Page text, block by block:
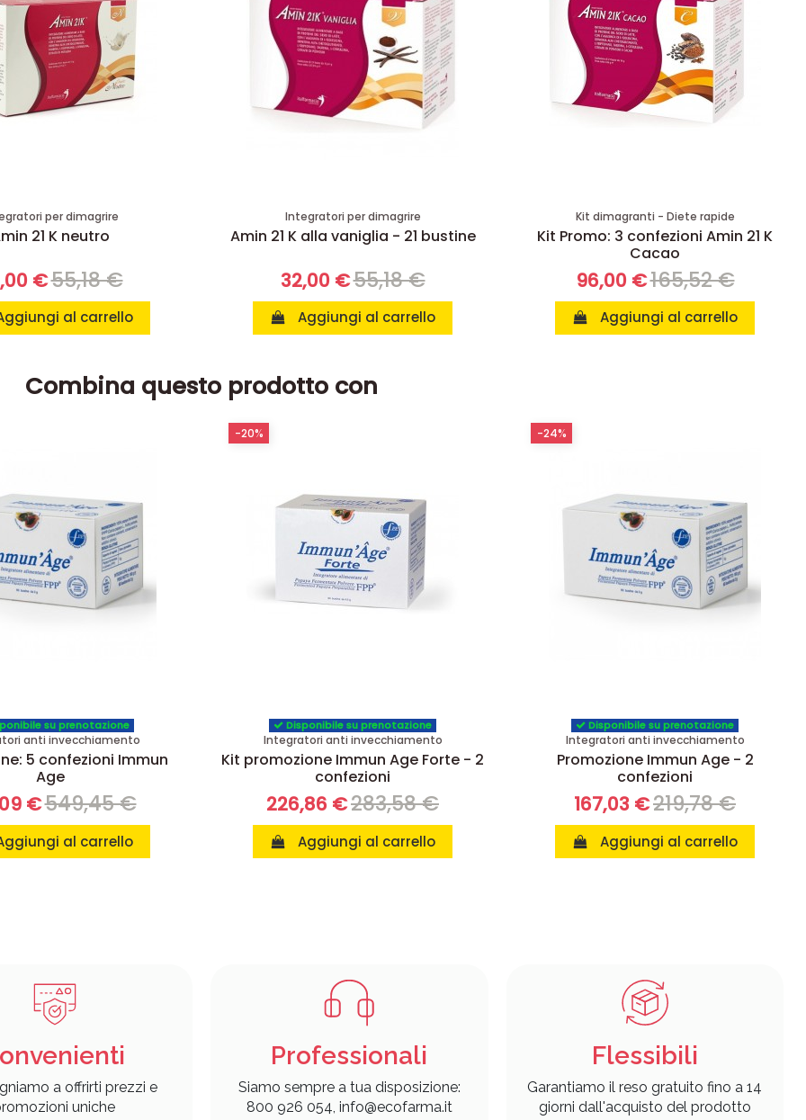
per dimagrire
21 K neutro
€55,18 €
al carrello
Integratori per dimagrire
Amin 21 K alla vaniglia - 21 bustine
32,00 €55,18 €
Aggiungi al carrello
Kit dimagranti - Diete rapide
Kit Promo: 3 confezioni Amin 21 K
Cacao
96,00 €165,52 €
Aggiungi al carrello
Combina questo prodotto con
su prenotazione
anti invecchiamento
5 confezioni Immun
Age
€549,45 €
al carrello
Disponibile su prenotazione
Integratori anti invecchiamento
Kit promozione Immun Age Forte - 2
confezioni
226,86 €283,58 €
Aggiungi al carrello
-20%
Disponibile su prenotazione
Integratori anti invecchiamento
Promozione Immun Age - 2
confezioni
167,03 €219,78 €
Aggiungi al carrello
-24%
a offrirti prezzi e
uniche
Professionali
Siamo sempre a tua disposizione:
800 926 054, info@ecofarma.it
Flessibili
Garantiamo il reso gratuito fino a 14
giorni dall'acquisto del prodotto